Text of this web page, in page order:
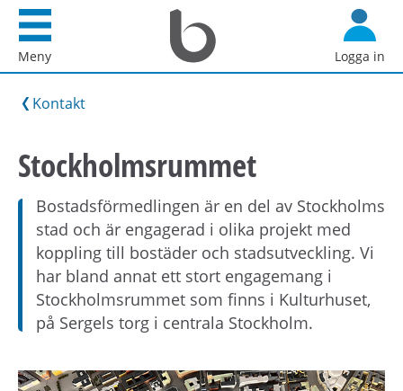
d
k
t
i
l
l
i
n
e
Meny
Startsida
Bostadsförmedlingen
i
Logga in
Kontakt
Stockholmsrummet
Bostadsförmedlingen är en del av Stockholms
stad och är engagerad i olika projekt med
koppling till bostäder och stadsutveckling. Vi
har bland annat ett stort engagemang i
Stockholmsrummet som finns i Kulturhuset,
på Sergels torg i centrala Stockholm.